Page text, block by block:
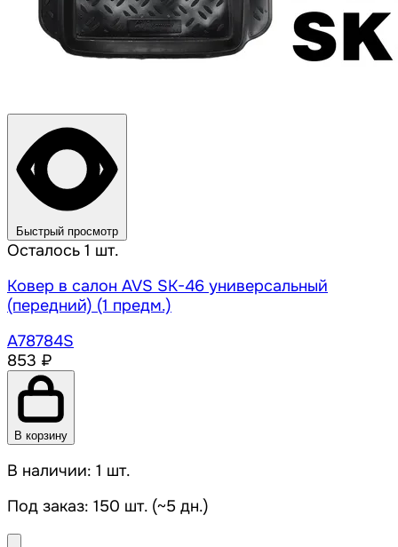
Быстрый просмотр
Осталось 1 шт.
Ковер в салон AVS SK-46 универсальный
(передний) (1 предм.)
A78784S
853 ₽
В корзину
В наличии: 1 шт.
Под заказ: 150 шт. (~5 дн.)